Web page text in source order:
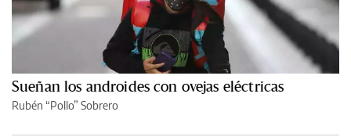
Sueñan los androides con ovejas eléctricas
Rubén “Pollo” Sobrero